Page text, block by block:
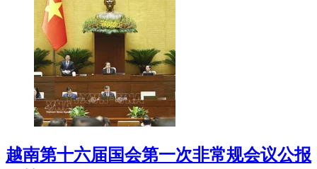
越南第十六届国会第一次非常规会议公报